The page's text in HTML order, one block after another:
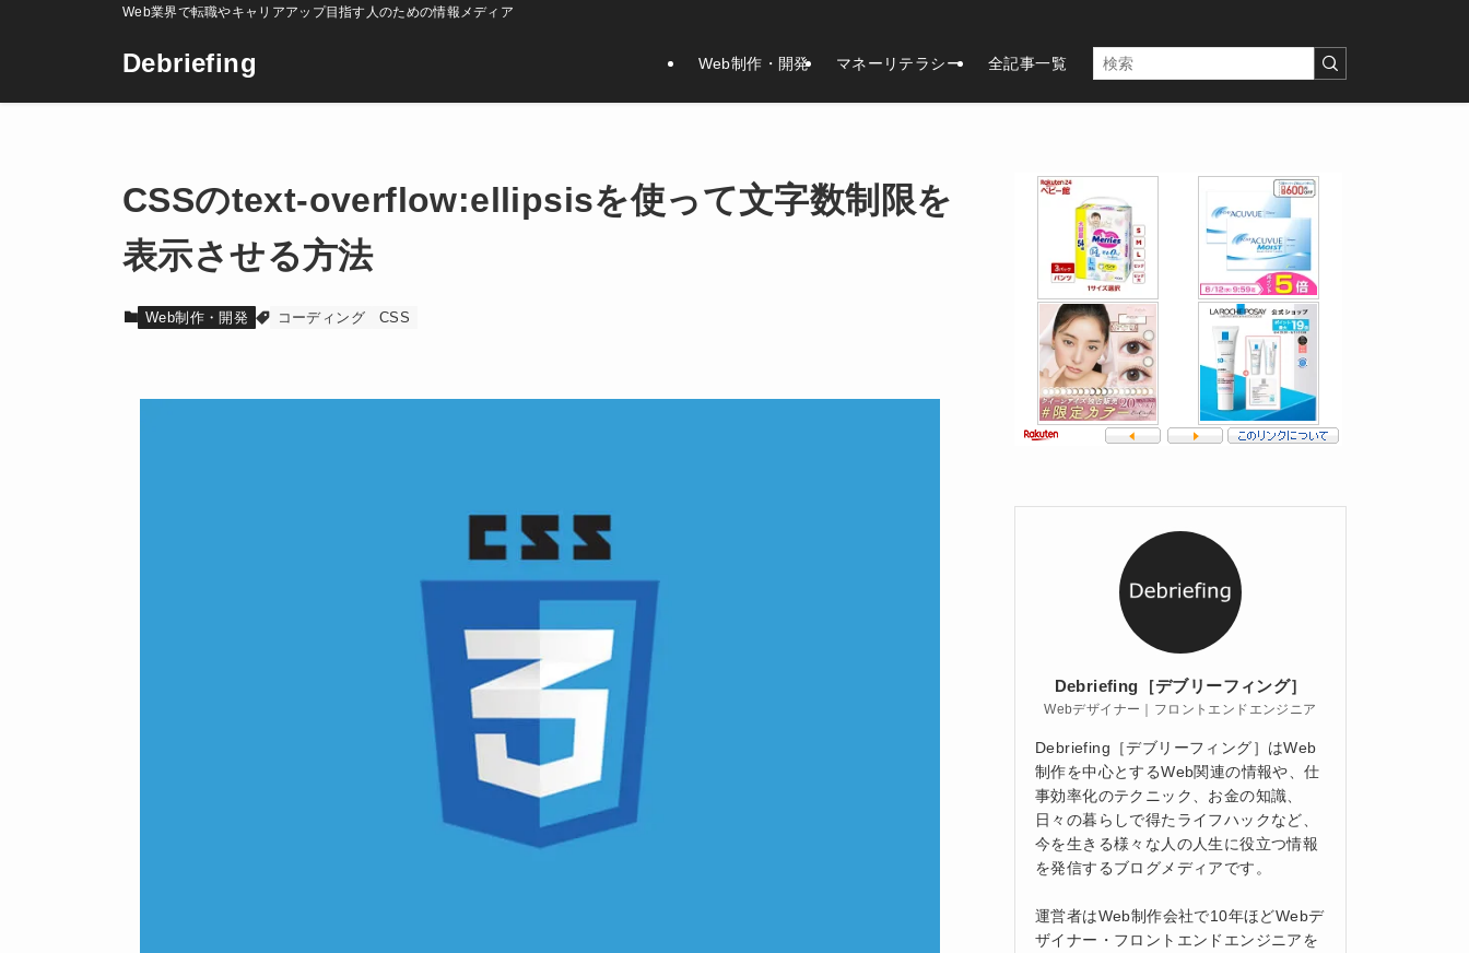
Web業界で転職やキャリアアップ目指す人のための情報メディア
Debriefing Web制作・開発 マネーリテラシー 全記事一覧
CSSのtext-overflow:ellipsisを使って文字数制限を
表示させる方法
Web制作・開発 コーディング CSS
Debriefing［デブリーフィング］
Webデザイナー｜フロントエンドエンジニア
Debriefing［デブリーフィング］はWeb
制作を中心とするWeb関連の情報や、仕
事効率化のテクニック、お金の知識、
日々の暮らしで得たライフハックなど、
今を生きる様々な人の人生に役立つ情報
を発信するブログメディアです。
運営者はWeb制作会社で10年ほどWebデ
ザイナー・フロントエンドエンジニアを